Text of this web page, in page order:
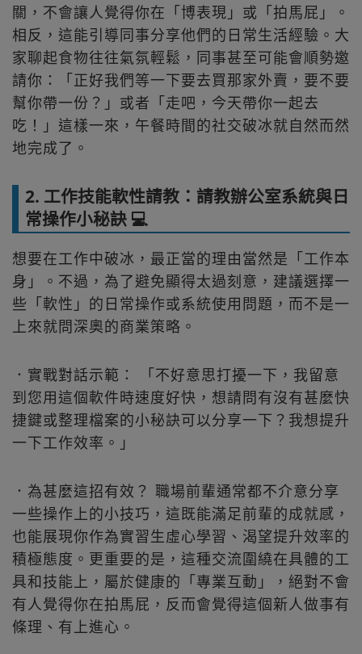
關，不會讓人覺得你在「博表現」或「拍馬屁」。
相反，這能引導同事分享他們的日常生活經驗。大
家聊起食物往往氣氛輕鬆，同事甚至可能會順勢邀
請你：「正好我們等一下要去買那家外賣，要不要
幫你帶一份？」或者「走吧，今天帶你一起去
吃！」這樣一來，午餐時間的社交破冰就自然而然
地完成了。
2. 工作技能軟性請教：請教辦公室系統與日
常操作小秘訣 💻
想要在工作中破冰，最正當的理由當然是「工作本
身」。不過，為了避免顯得太過刻意，建議選擇一
些「軟性」的日常操作或系統使用問題，而不是一
上來就問深奧的商業策略。
．實戰對話示範： 「不好意思打擾一下，我留意
到您用這個軟件時速度好快，想請問有沒有甚麼快
捷鍵或整理檔案的小秘訣可以分享一下？我想提升
一下工作效率。」
．為甚麼這招有效？ 職場前輩通常都不介意分享
一些操作上的小技巧，這既能滿足前輩的成就感，
也能展現你作為實習生虛心學習、渴望提升效率的
積極態度。更重要的是，這種交流圍繞在具體的工
具和技能上，屬於健康的「專業互動」，絕對不會
有人覺得你在拍馬屁，反而會覺得這個新人做事有
條理、有上進心。